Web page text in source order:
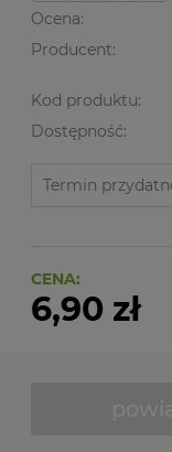
Ocena:
Producent:
Kod produktu:
Dostępność:
Termin
CENA:
6,90 zł